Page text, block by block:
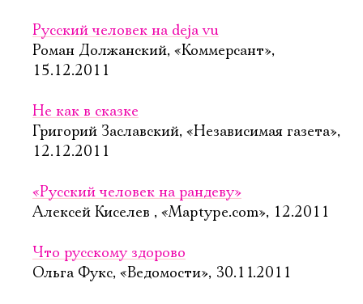
Русский человек на deja vu
Роман Должанский, «Коммерсант»,
15.12.2011
Не как в сказке
Григорий Заславский, «Независимая газета»,
12.12.2011
«Русский человек на рандеву»
Алексей Киселев , «Maptype.com», 12.2011
Что русскому здорово
Ольга Фукс, «Ведомости», 30.11.2011